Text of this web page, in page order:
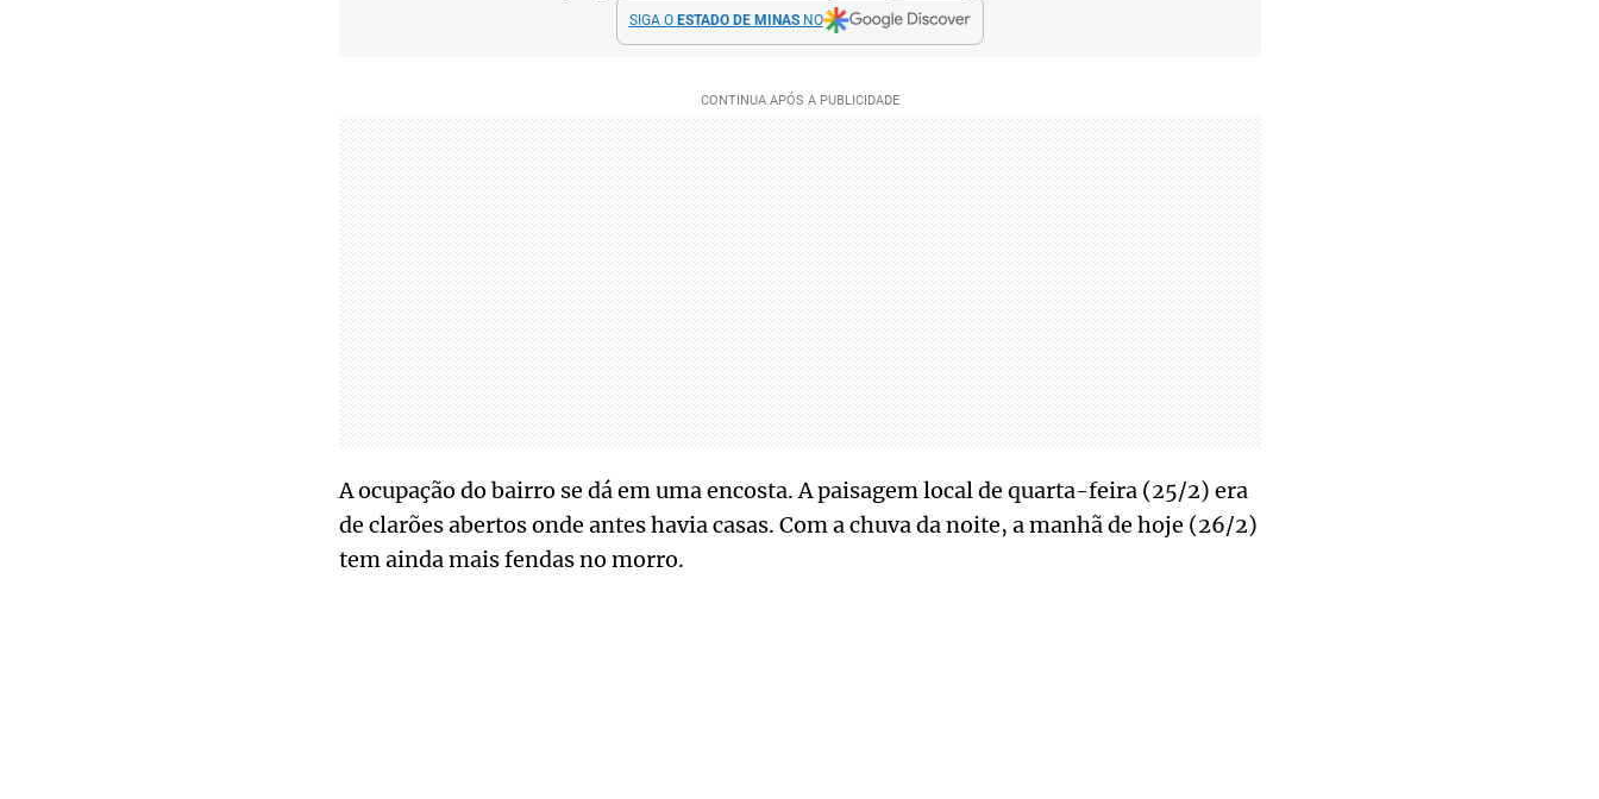
SIGA O ESTADO DE MINASNO
A ocupação do bairro se dá em uma encosta. A paisagem local de quarta-feira (25/2) era
de clarões abertos onde antes havia casas. Com a chuva da noite, a manhã de hoje (26/2)
tem ainda mais fendas no morro.